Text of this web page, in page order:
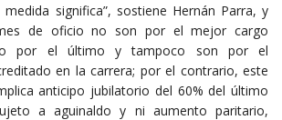
significa”, sostiene Hernán Parra, y
de oficio no son por el mejor cargo
por el último y tampoco son por el
en la carrera; por el contrario, este
anticipo jubilatorio del 60% del último
a aguinaldo y ni aumento paritario,